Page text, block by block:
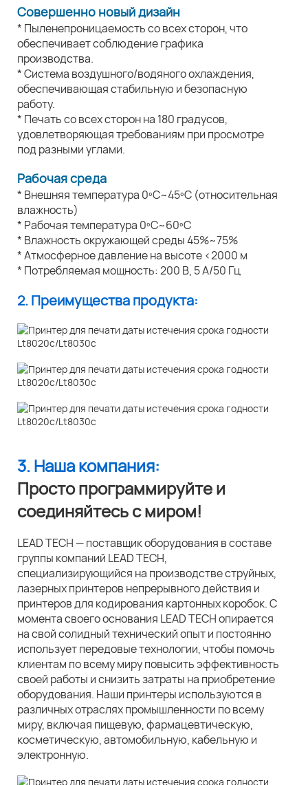
Совершенно новый дизайн
* Пыленепроницаемость со всех сторон, что
обеспечивает соблюдение графика
производства.
* Система воздушного/водяного охлаждения,
обеспечивающая стабильную и безопасную
работу.
* Печать со всех сторон на 180 градусов,
удовлетворяющая требованиям при просмотре
под разными углами.
Рабочая среда
* Внешняя температура 0ºC~45ºC (относительная
влажность)
* Рабочая температура 0ºC~60ºC
* Влажность окружающей среды 45%~75%
* Атмосферное давление на высоте <2000 м
* Потребляемая мощность: 200 В, 5 А/50 Гц
2. Преимущества продукта:
3. Наша компания:
Просто программируйте и
соединяйтесь с миром!
LEAD TECH — поставщик оборудования в составе
группы компаний LEAD TECH,
специализирующийся на производстве струйных,
лазерных принтеров непрерывного действия и
принтеров для кодирования картонных коробок. С
момента своего основания LEAD TECH опирается
на свой солидный технический опыт и постоянно
использует передовые технологии, чтобы помочь
клиентам по всему миру повысить эффективность
своей работы и снизить затраты на приобретение
оборудования. Наши принтеры используются в
различных отраслях промышленности по всему
миру, включая пищевую, фармацевтическую,
косметическую, автомобильную, кабельную и
электронную.